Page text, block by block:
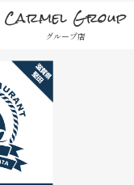
Carmel Group
グループ店